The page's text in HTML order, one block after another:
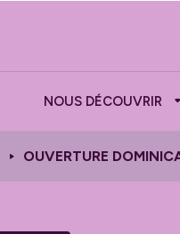
NOUS DÉCOUVRIR
OUVERTURE